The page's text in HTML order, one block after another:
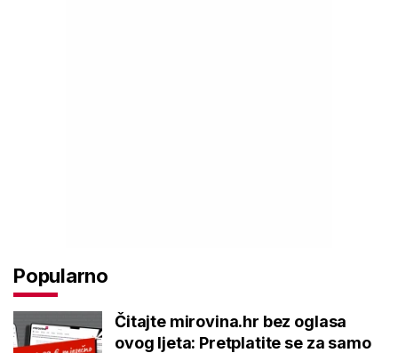
Popularno
Čitajte mirovina.hr bez oglasa
ovog ljeta: Pretplatite se za samo